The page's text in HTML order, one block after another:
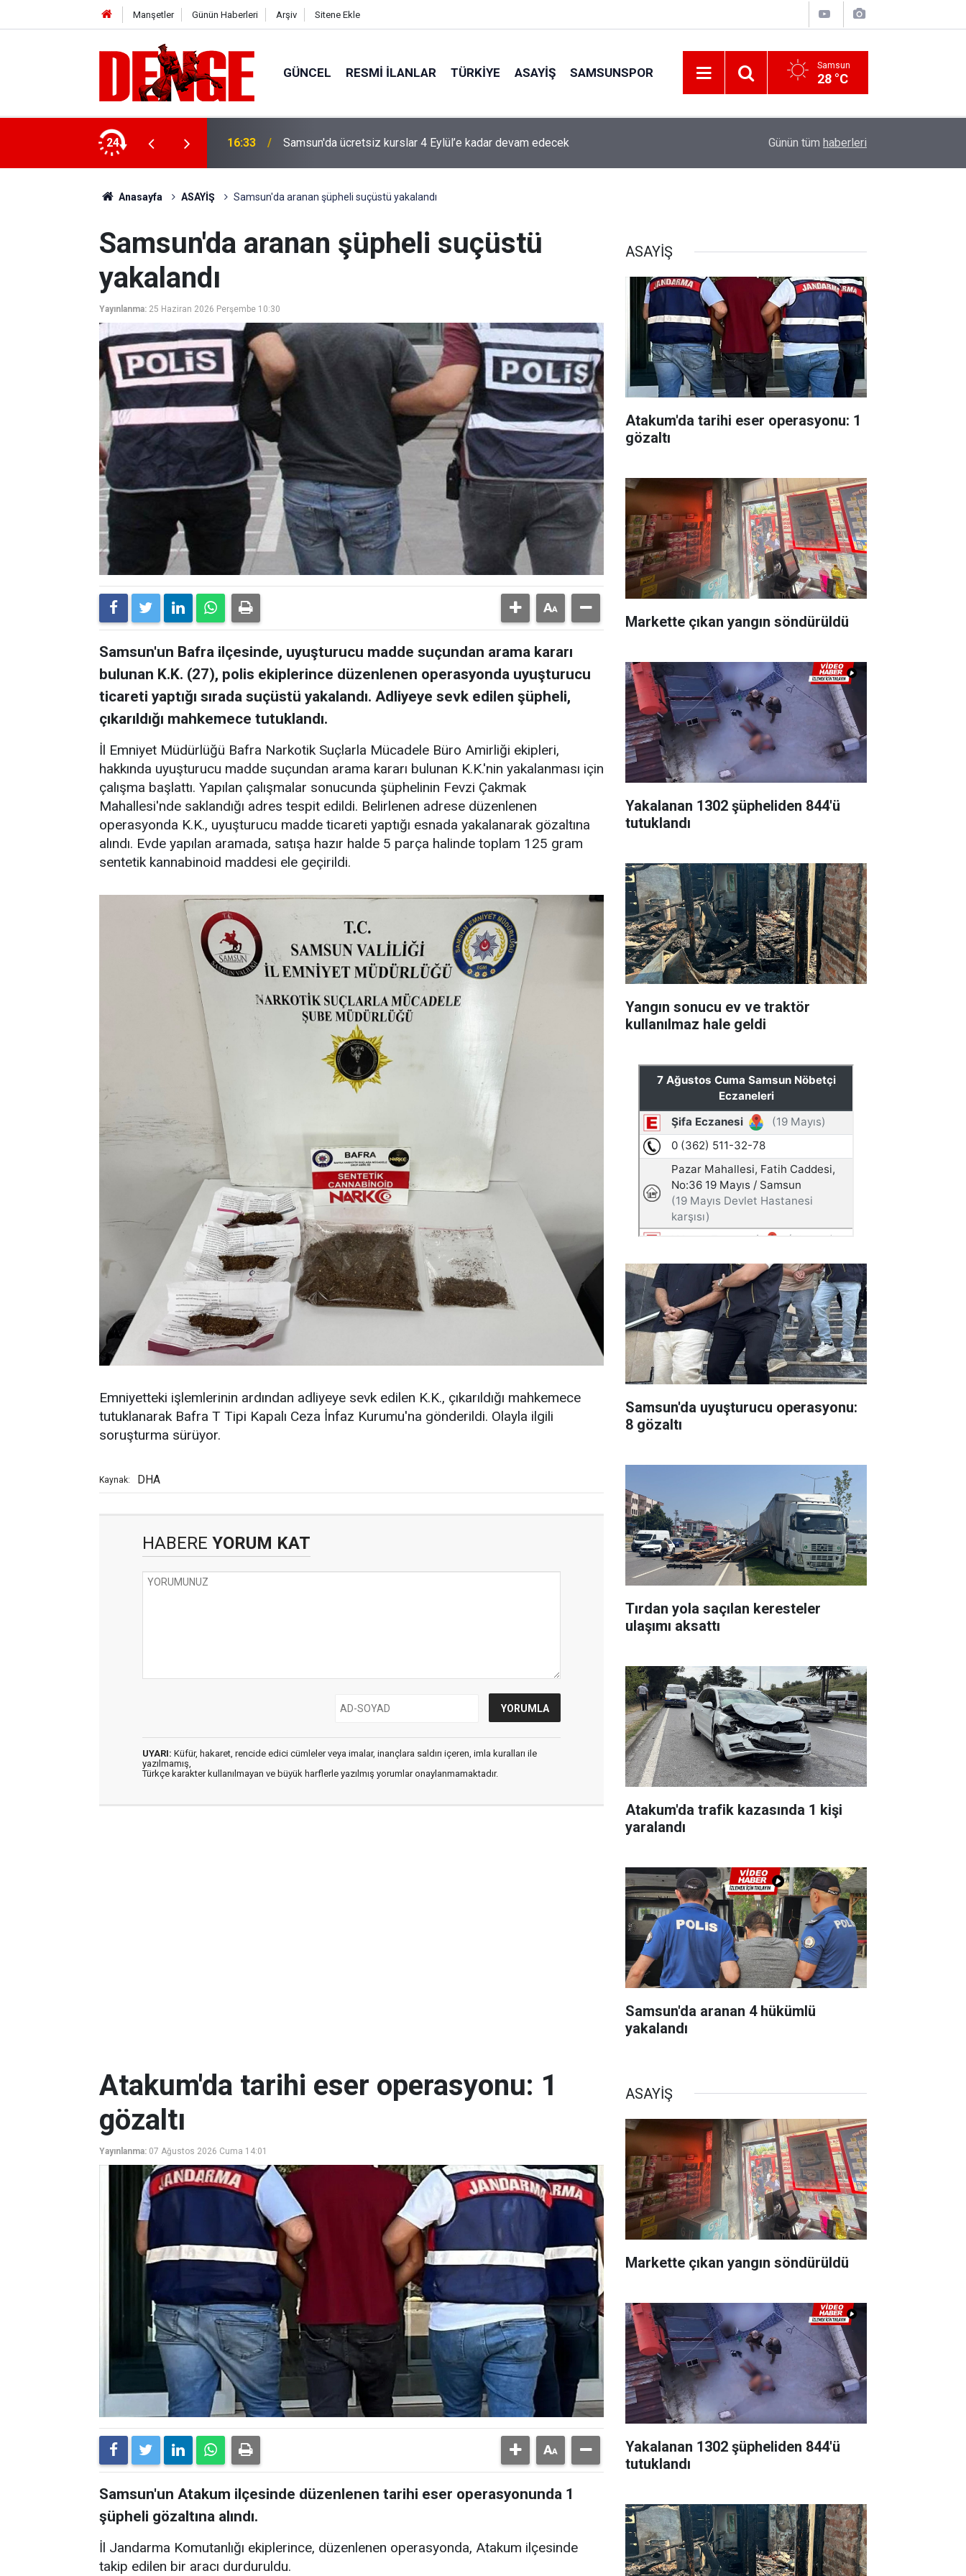
Manşetler Günün Haberleri Arşiv Sitene Ekle
GÜNCEL RESMI İLANLAR TÜRKİYE ASAYİŞ SAMSUNSPOR Samsun
28 °C
24 16:33 Samsun'da ücretsiz kurslar 4 Eylül’e kadar devam edecek Süper Lig'de 2. ve 3. hafta programları açıklandı
Günün tüm haberleri
Anasayfa ASAYİŞ Samsun'da aranan şüpheli suçüstü yakalandı
Samsun'da aranan şüpheli suçüstü
yakalandı
Yayınlanma: 25 Haziran 2026 Perşembe 10:30
Samsun'un Bafra ilçesinde, uyuşturucu madde suçundan arama kararı
bulunan K.K. (27), polis ekiplerince düzenlenen operasyonda uyuşturucu
ticareti yaptığı sırada suçüstü yakalandı. Adliyeye sevk edilen şüpheli,
çıkarıldığı mahkemece tutuklandı.
İl Emniyet Müdürlüğü Bafra Narkotik Suçlarla Mücadele Büro Amirliği ekipleri,
hakkında uyuşturucu madde suçundan arama kararı bulunan K.K.'nin yakalanması için
çalışma başlattı. Yapılan çalışmalar sonucunda şüphelinin Fevzi Çakmak
Mahallesi'nde saklandığı adres tespit edildi. Belirlenen adrese düzenlenen
operasyonda K.K., uyuşturucu madde ticareti yaptığı esnada yakalanarak gözaltına
alındı. Evde yapılan aramada, satışa hazır halde 5 parça halinde toplam 125 gram
sentetik kannabinoid maddesi ele geçirildi.
Emniyetteki işlemlerinin ardından adliyeye sevk edilen K.K., çıkarıldığı mahkemece
tutuklanarak Bafra T Tipi Kapalı Ceza İnfaz Kurumu'na gönderildi. Olayla ilgili
soruşturma sürüyor.
Kaynak: DHA
HABERE YORUM KAT
UYARI: Küfür, hakaret, rencide edici cümleler veya imalar, inançlara saldırı içeren, imla kuralları ile
yazılmamış,
Türkçe karakter kullanılmayan ve büyük harflerle yazılmış yorumlar onaylanmamaktadır.
ASAYİŞ
Atakum'da tarihi eser operasyonu: 1
gözaltı
Markette çıkan yangın söndürüldü
Yakalanan 1302 şüpheliden 844'ü
tutuklandı
Yangın sonucu ev ve traktör
kullanılmaz hale geldi
Samsun'da uyuşturucu operasyonu:
8 gözaltı
Tırdan yola saçılan keresteler
ulaşımı aksattı
Atakum'da trafik kazasında 1 kişi
yaralandı
Samsun'da aranan 4 hükümlü
yakalandı
Atakum'da tarihi eser operasyonu: 1
gözaltı
Yayınlanma: 07 Ağustos 2026 Cuma 14:01
Samsun'un Atakum ilçesinde düzenlenen tarihi eser operasyonunda 1
şüpheli gözaltına alındı.
İl Jandarma Komutanlığı ekiplerince, düzenlenen operasyonda, Atakum ilçesinde
takip edilen bir aracı durduruldu.
ASAYİŞ
Markette çıkan yangın söndürüldü
Yakalanan 1302 şüpheliden 844'ü
tutuklandı